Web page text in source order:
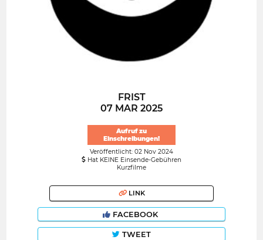
FRIST
07 MAR 2025
Aufruf zu
Einschreibungen!
Veröffentlicht: 02 Nov 2024
Hat KEINE Einsende-Gebühren
Kurzfilme
LINK
FACEBOOK
TWEET